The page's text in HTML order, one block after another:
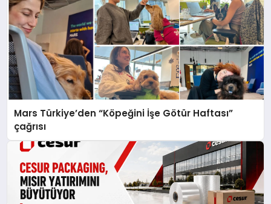
Mars Türkiye’den “Köpeğini İşe Götür Haftası”
çağrısı